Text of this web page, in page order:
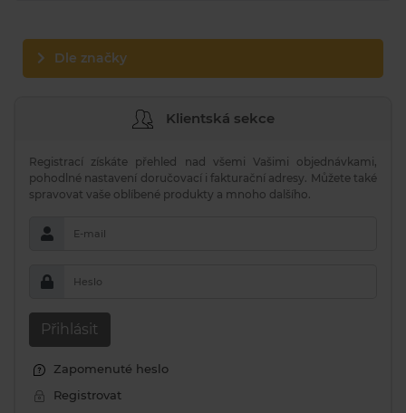
Dle značky
Klientská sekce
Registrací získáte přehled nad všemi Vašimi objednávkami,
pohodlné nastavení doručovací i fakturační adresy. Můžete také
spravovat vaše oblíbené produkty a mnoho dalšího.
E-mail
Heslo
Přihlásit
Zapomenuté heslo
Registrovat